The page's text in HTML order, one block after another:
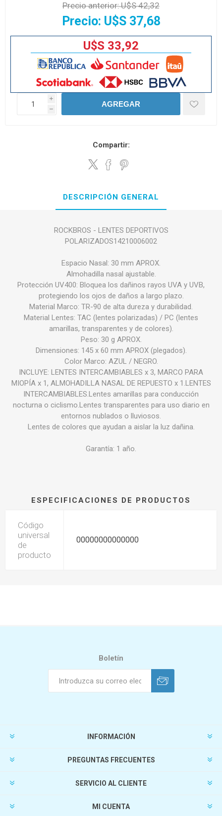
Precio anterior:U$S 42,32
Precio: U$S 37,68
U$S 33,92
i
h
AGREGAR
Compartir:
DESCRIPCIÓN GENERAL
ROCKBROS - LENTES DEPORTIVOS
POLARIZADOS14210006002
Espacio Nasal: 30 mm APROX.
Almohadilla nasal ajustable.
Protección UV400: Bloquea los dañinos rayos UVA y UVB,
protegiendo los ojos de daños a largo plazo.
Material Marco: TR-90 de alta dureza y durabilidad.
Material Lentes: TAC (lentes polarizadas) / PC (lentes
amarillas, transparentes y de colores).
Peso: 30 g APROX.
Dimensiones: 145 x 60 mm APROX (plegados).
Color Marco: AZUL / NEGRO.
INCLUYE: LENTES INTERCAMBIABLES x 3, MARCO PARA
MIOPÍA x 1, ALMOHADILLA NASAL DE REPUESTO x 1.LENTES
INTERCAMBIABLES.Lentes amarillas para conducción
nocturna o ciclismo.Lentes transparentes para uso diario en
entornos nublados o lluviosos.
Lentes de colores que ayudan a aislar la luz dañina.
Garantía: 1 año.
ESPECIFICACIONES DE PRODUCTOS
Código
universal
de
producto
00000000000000
Boletín
INFORMACIÓN
PREGUNTAS FRECUENTES
SERVICIO AL CLIENTE
MI CUENTA